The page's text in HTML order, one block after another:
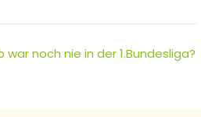
noch nie in der 1.Bundesliga?